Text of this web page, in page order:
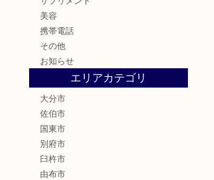
美容
携帯電話
その他
お知らせ
エリアカテゴリ
大分市
佐伯市
国東市
別府市
臼杵市
由布市